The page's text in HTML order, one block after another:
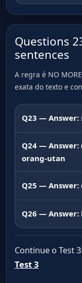
Por que B é
O texto
critério
Elas
ou
Questions
sentences
A regra é NO
exata do texto e
Q23 — Answer:
stays solid
Por que é
A seção
física
Q24 —
orang-utan
animal mais
de habitat
Por que é
A seção
Q25 — Answer:
Por que é
A seção
Q26 —
biodiversity
o que pode
Continue o Test
Test 3